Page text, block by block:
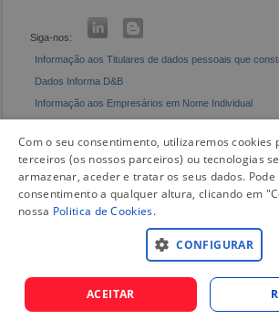
Siga-nos:
Informação aos Titulares de dados pessoais que
Dados Informa D&B
Informação aos Empresários em Nome Individual
Com o seu consentimento, utilizaremos cookies
terceiros (os nossos parceiros) ou tecnologias
armazenar, aceder e tratar os seus dados.
consentimento a qualquer altura, clicando em
nossa Politica de Cookies.
CONFIGURAR
ACEITAR